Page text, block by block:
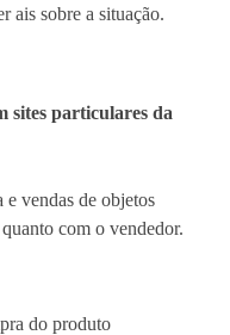
ais sobre a situação.
sites particulares da
vendas de objetos
com o vendedor.
do produto